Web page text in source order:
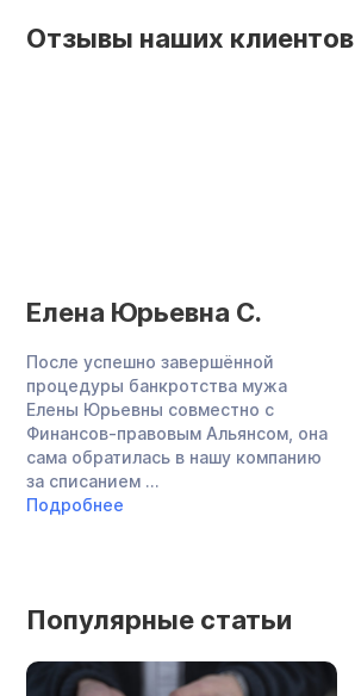
Отзывы наших клиентов
Елена Юрьевна С.
После успешно завершённой
процедуры банкротства мужа
Елены Юрьевны совместно с
Финансов-правовым Альянсом, она
сама обратилась в нашу компанию
за списанием ...
Подробнее
Популярные статьи